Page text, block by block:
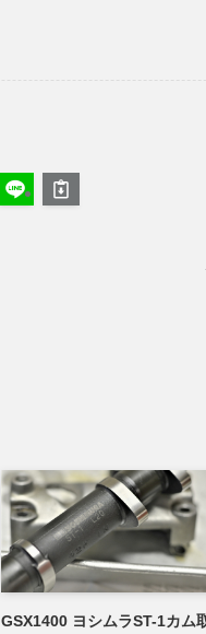
GSX1400 ヨシムラST-1カム